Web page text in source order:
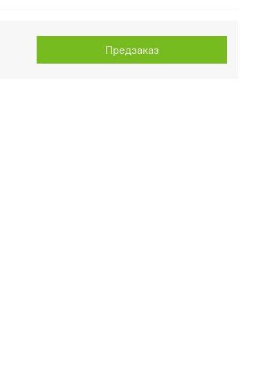
Предзаказ